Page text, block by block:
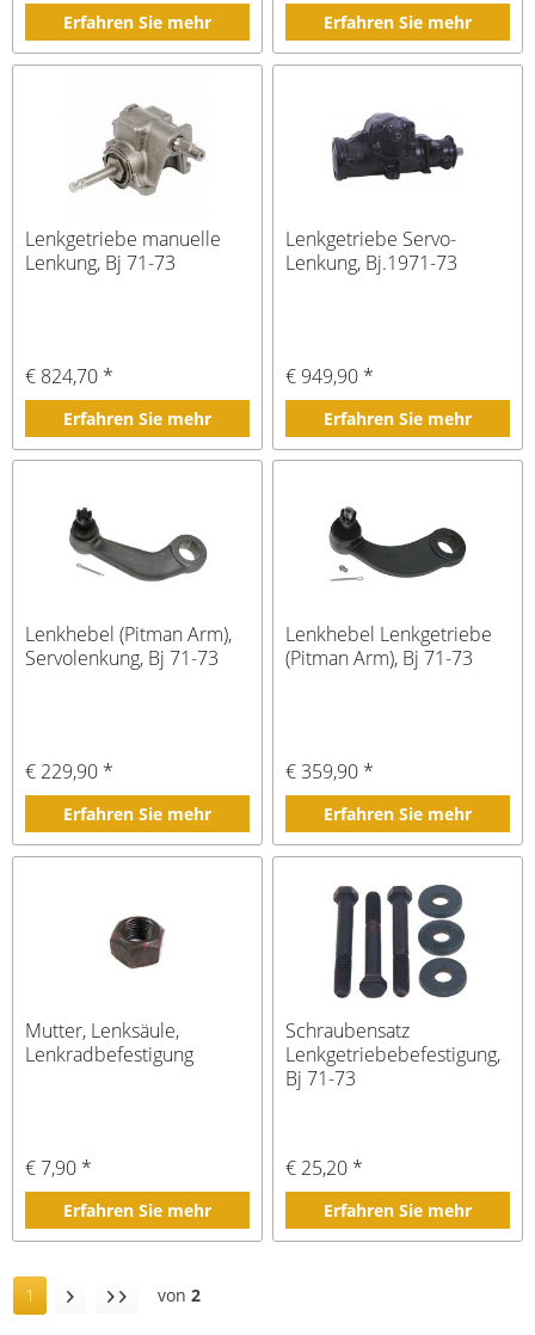
Erfahren Sie mehr Erfahren Sie mehr
Lenkgetriebe manuelle
Lenkung, Bj 71-73
€ 824,70 *
Erfahren Sie mehr
Lenkgetriebe Servo-
Lenkung, Bj.1971-73
€ 949,90 *
Erfahren Sie mehr
Lenkhebel (Pitman Arm),
Servolenkung, Bj 71-73
€ 229,90 *
Erfahren Sie mehr
Lenkhebel Lenkgetriebe
(Pitman Arm), Bj 71-73
€ 359,90 *
Erfahren Sie mehr
Mutter, Lenksäule,
Lenkradbefestigung
€ 7,90 *
Erfahren Sie mehr
Schraubensatz
Lenkgetriebebefestigung,
Bj 71-73
€ 25,20 *
Erfahren Sie mehr
1 von 2